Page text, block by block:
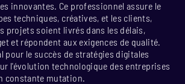
innovantes. Ce professionnel assure le
techniques, créatives, et les clients,
projets soient livrés dans les délais,
et répondent aux exigences de qualité.
pour le succès de stratégies digitales
l'évolution technologique des entreprises
constante mutation.